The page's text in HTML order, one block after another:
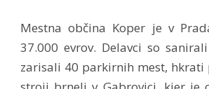
Mestna občina Koper je v
37.000 evrov. Delavci so
zarisali 40 parkirnih mest,